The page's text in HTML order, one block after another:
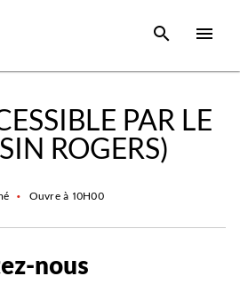
Open
PAR LE
ROGERS)
• Ouvre à 10H00
nous